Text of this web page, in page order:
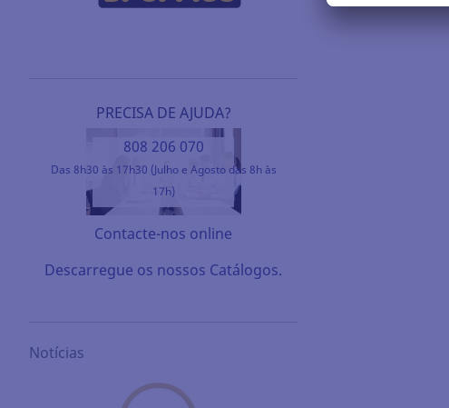
PRECISA DE AJUDA?
808 206 070
Das 8h30 às 17h30 (Julho e Agosto das 8h às
17h)
Contacte-nos online
Descarregue os nossos Catálogos.
Notícias